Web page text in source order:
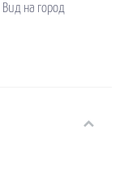
Вид на город